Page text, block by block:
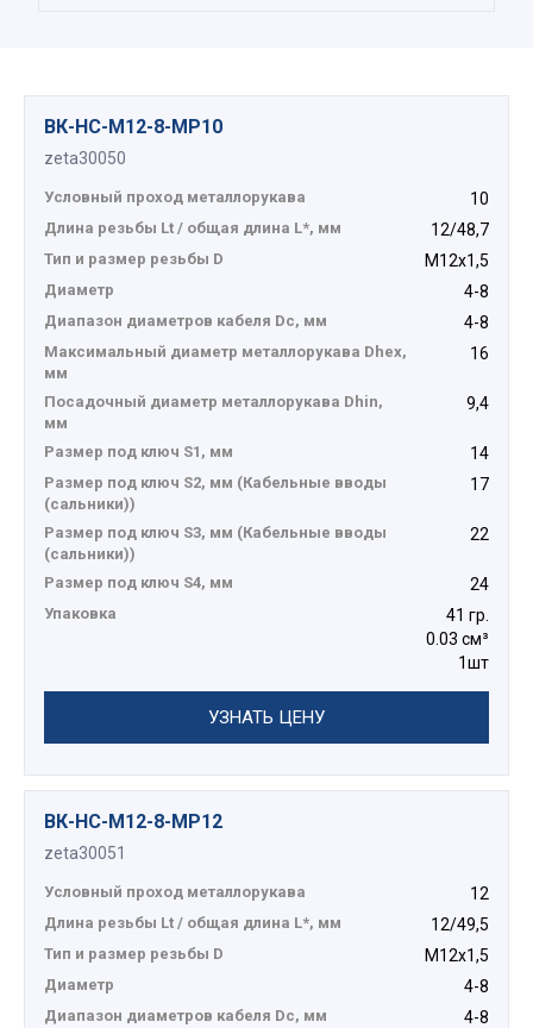
ВК-НС-М12-8-МР10
zeta30050
Условный проход металлорукава 10
Длина резьбы Lt / общая длина L*, мм 12/48,7
Тип и размер резьбы D М12х1,5
Диаметр 4-8
Диапазон диаметров кабеля Dc, мм 4-8
Максимальный диаметр металлорукава Dhex,
мм
16
Посадочный диаметр металлорукава Dhin,
мм
9,4
Размер под ключ S1, мм 14
Размер под ключ S2, мм (Кабельные вводы
(сальники))
17
Размер под ключ S3, мм (Кабельные вводы
(сальники))
22
Размер под ключ S4, мм 24
Упаковка
41 гр.
0.03 см³
1шт
УЗНАТЬ ЦЕНУ
ВК-НС-М12-8-МР12
zeta30051
Условный проход металлорукава 12
Длина резьбы Lt / общая длина L*, мм 12/49,5
Тип и размер резьбы D М12х1,5
Диаметр 4-8
Диапазон диаметров кабеля Dc, мм 4-8